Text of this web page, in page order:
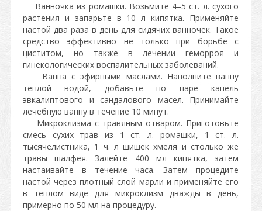
Ванночка из ромашки. Возьмите 4–5 ст. л. сухого
растения и запарьте в 10 л кипятка. Применяйте
настой два раза в день для сидячих ванночек. Такое
средство эффективно не только при борьбе с
циститом, но также в лечении геморроя и
гинекологических воспалительных заболеваний.
Ванна с эфирными маслами. Наполните ванну
теплой водой, добавьте по паре капель
эвкалиптового и сандалового масел. Принимайте
лечебную ванну в течение 10 минут.
Микроклизма с травяным отваром. Приготовьте
смесь сухих трав из 1 ст. л. ромашки, 1 ст. л.
тысячелистника, 1 ч. л шишек хмеля и столько же
травы шалфея. Залейте 400 мл кипятка, затем
настаивайте в течение часа. Затем процедите
настой через плотный слой марли и применяйте его
в теплом виде для микроклизм дважды в день,
примерно по 50 мл на процедуру.